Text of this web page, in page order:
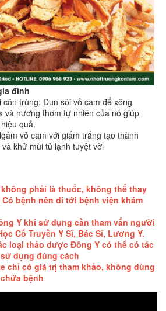
đình
trùng: Đun sôi vỏ cam để xông
và hương thơm tự nhiên của nó giúp
quả.
vỏ cam với giấm trắng tạo thành
khử mùi tủ lạnh tuyệt vời
phải là thuốc, không thể thay
bệnh nên đi tới bệnh viện khám
Y khi sử dụng cần tham vấn người
Cổ Truyền Y Sĩ, Bác Sĩ, Lương Y.
loại thảo dược Đông Y có thể có tác
dụng đúng cách
chỉ có giá trị tham khảo, không dùng
bệnh